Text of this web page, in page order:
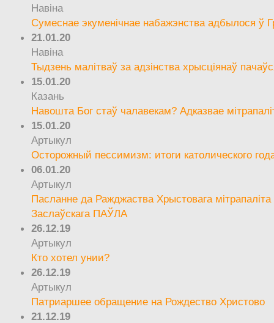
Навіна
Сумеснае экуменічнае набажэнства адбылося ў
21.01.20
Навіна
Тыдзень малітваў за адзінства хрысціянаў
15.01.20
Казань
Навошта Бог стаў чалавекам? Адказвае
15.01.20
Артыкул
Осторожный пессимизм: итоги католического
06.01.20
Артыкул
Пасланне да Ражджаства Хрыстовага мітрапаліта
Заслаўскага ПАЎЛА
26.12.19
Артыкул
Кто хотел унии?
26.12.19
Артыкул
Патриаршее обращение на Рождество Христово
21.12.19